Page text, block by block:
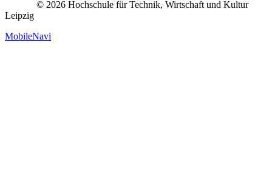
© 2026 Hochschule für Technik, Wirtschaft und Kultur
Leipzig
MobileNavi